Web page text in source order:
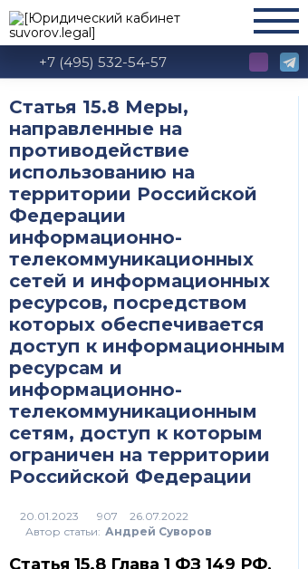
+7 (495) 532-54-57
Статья 15.8 Меры,
направленные на
противодействие
использованию на
территории Российской
Федерации
информационно-
телекоммуникационных
сетей и информационных
ресурсов, посредством
которых обеспечивается
доступ к информационным
ресурсам и
информационно-
телекоммуникационным
сетям, доступ к которым
ограничен на территории
Российской Федерации
907
Автор статьи: Андрей Суворов
Статья 15.8 Глава 1 ФЗ 149 РФ,